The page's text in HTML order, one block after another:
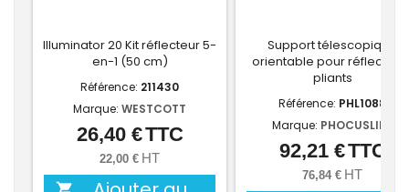
Illuminator 20 Kit réflecteur 5-
en-1 (50 cm)
Référence: 211430
Marque: WESTCOTT
Prix
26,40 €TTC
22,00 € HT
Support télescopique
orientable pour
pliants
Référence: PHL1088
Marque: PHOCUSLINE
Prix
92,21 €TTC
76,84 € HT